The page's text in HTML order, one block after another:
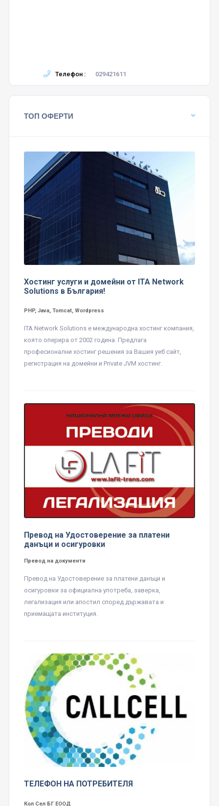
Телефон : 029421611
ТОП ОФЕРТИ
Хостинг услуги и домейни от ITA Network
Solutions в България!
PHP, Java, Tomcat, Wordpress
ITA Network Solutions е международна хостинг компания,
която оперира от 2002 година. Предлага
професионални хостинг решения за Вашия уеб сайт,
регистрация на домейни и Private JVM хостинг.
Превод на Удостоверение за платени
данъци и осигуровки
Превод на документи
Превод на Удостоверение за платени данъци и
осигуровки за официална употреба, заверка,
легализация или апостил според държавата и
приемащата институция.
ТЕЛЕФОН НА ПОТРЕБИТЕЛЯ
Кол Сел БГ ЕООД